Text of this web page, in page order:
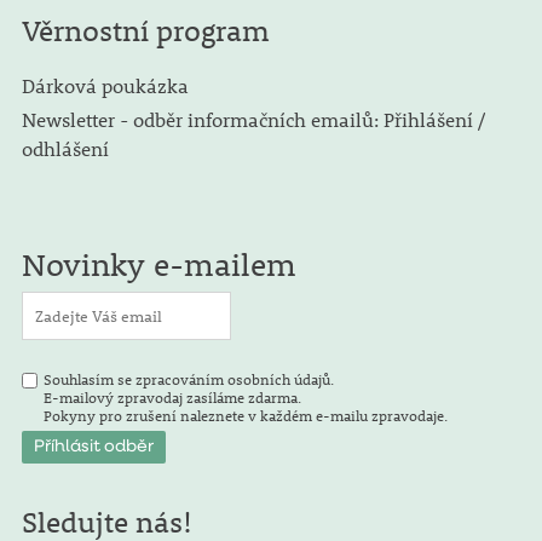
Věrnostní program
Dárková poukázka
Newsletter - odběr informačních emailů: Přihlášení /
odhlášení
Novinky e-mailem
Souhlasím se zpracováním osobních údajů.
E-mailový zpravodaj zasíláme zdarma.
Pokyny pro zrušení naleznete v každém e-mailu zpravodaje.
Sledujte nás!